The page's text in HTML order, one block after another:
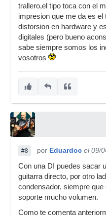
trallero,el tipo toca con el
impresion que me da es
distorsion en hardware y
digitales (pero bueno
sabe siempre somos los
vosotros
#8 por Eduardoc el 09/
Con una DI puedes sacar
guitarra directo, por otro
condensador, siempre
soporte mucho volumen.
Como te comenta